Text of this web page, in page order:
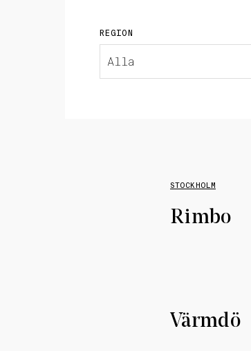
Alla
REGION
STOCKHOLM
Rimbo
Värmdö